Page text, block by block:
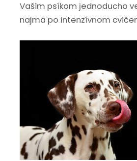
Vašim psíkom jednoducho
najmä po intenzívnom